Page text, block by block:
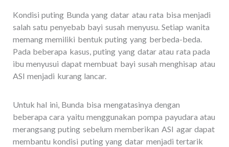
Kondisi puting Bunda yang datar atau rata bisa menjadi
salah satu penyebab bayi susah menyusu. Setiap wanita
memang memiliki bentuk puting yang berbeda-beda.
Pada beberapa kasus, puting yang datar atau rata pada
ibu menyusui dapat membuat bayi susah menghisap atau
ASI menjadi kurang lancar.
Untuk hal ini, Bunda bisa mengatasinya dengan
beberapa cara yaitu menggunakan pompa payudara atau
merangsang puting sebelum memberikan ASI agar dapat
membantu kondisi puting yang datar menjadi tertarik